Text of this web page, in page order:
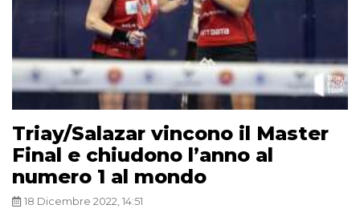
Triay/Salazar vincono il Master
Final e chiudono l’anno al
numero 1 al mondo
18 Dicembre 2022, 14:51